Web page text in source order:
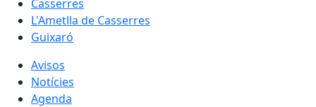
Casserres
L'Ametlla de Casserres
Guixaró
Avisos
Notícies
Agenda